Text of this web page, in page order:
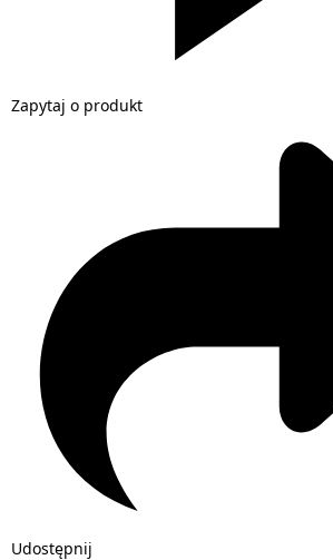
Zapytaj o produkt
Udostępnij